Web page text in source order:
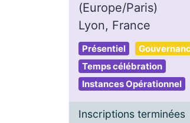
(Europe/Paris)
Lyon, France
Présentiel
Temps célébration
Instances Opérationnel
Inscriptions terminées